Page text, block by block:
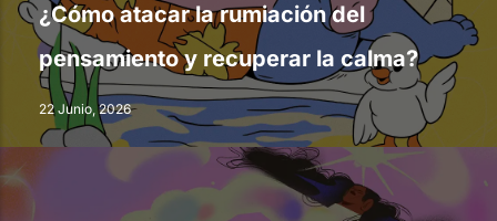
¿Cómo atacar la rumiación del
pensamiento y recuperar la calma?
22 Junio, 2026